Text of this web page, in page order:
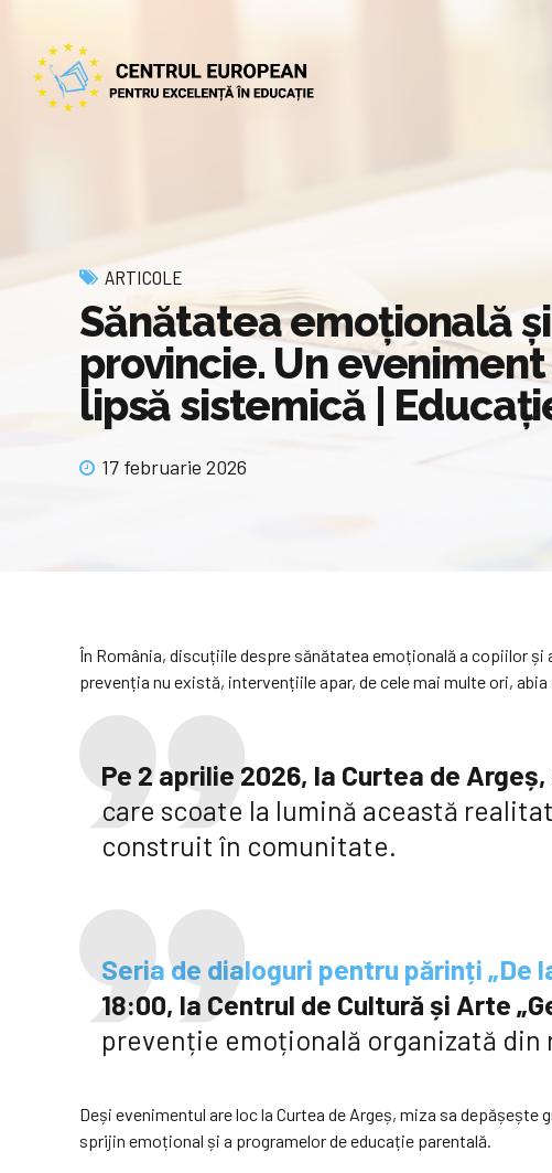
ARTICOLE
Sănătatea emoțională
provincie. Un
lipsă sistemică |
17 februarie 2026
În România, discuțiile despre sănătatea emoțională a copiilor
prevenția nu există, intervențiile apar, de cele mai multe ori,
Pe 2 aprilie 2026, la Curtea de
care scoate la lumină această
construit în comunitate.
Seria de dialoguri pentru părinți „De
18:00, la Centrul de Cultură și Arte
prevenție emoțională organizată din
Deși evenimentul are loc la Curtea de Argeș, miza sa
sprijin emoțional și a programelor de educație parentală.